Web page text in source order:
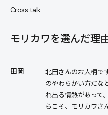
Cross talk
モリカワを選んだ理
田岡
北田さんのお人柄で
のやわらかい方だな
れ出る情熱があって
らこそ、モリカワさ